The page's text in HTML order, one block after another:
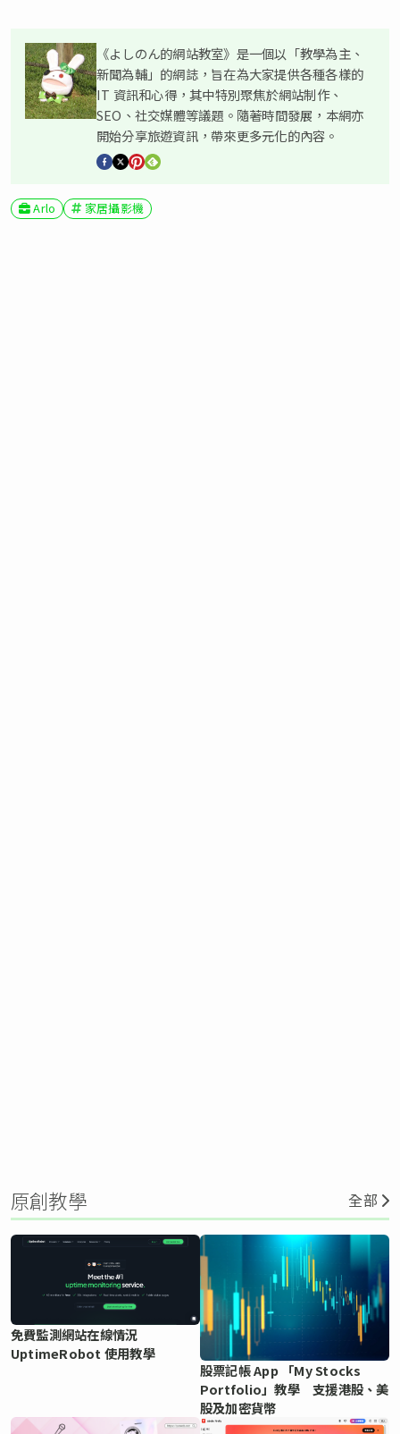
《よしのん的網站教室》是一個以「教學為主、
新聞為輔」的網誌，旨在為大家提供各種各樣的
IT 資訊和心得，其中特別聚焦於網站制作、
SEO、社交媒體等議題。隨著時間發展，本網亦
開始分享旅遊資訊，帶來更多元化的內容。
Arlo 家居攝影機
原創教學 全部
免費監測網站在線情況
UptimeRobot 使用教學
股票記帳 App 「My Stocks
Portfolio」教學 支援港股、美
股及加密貨幣